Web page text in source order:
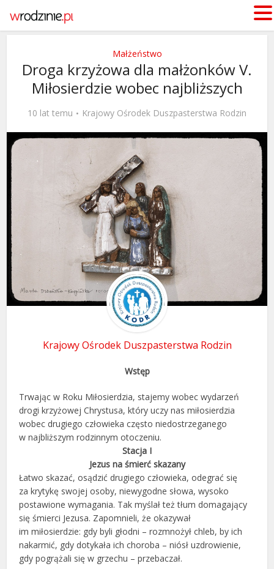
Małżeństwo
Droga krzyżowa dla małżonków V.
Miłosierdzie wobec najbliższych
10 lat temu Krajowy Ośrodek Duszpasterstwa Rodzin
Krajowy Ośrodek Duszpasterstwa Rodzin
Wstęp
Trwając w Roku Miłosierdzia, stajemy wobec wydarzeń
drogi krzyżowej Chrystusa, który uczy nas miłosierdzia
wobec drugiego człowieka często niedostrzeganego
w najbliższym rodzinnym otoczeniu.
Stacja I
Jezus na śmierć skazany
Łatwo skazać, osądzić drugiego człowieka, odegrać się
za krytykę swojej osoby, niewygodne słowa, wysoko
postawione wymagania. Tak myślał też tłum domagający
się śmierci Jezusa. Zapomnieli, że okazywał
im miłosierdzie: gdy byli głodni – rozmnożył chleb, by ich
nakarmić, gdy dotykała ich choroba – niósł uzdrowienie,
gdy pogrążali się w grzechu – przebaczał.